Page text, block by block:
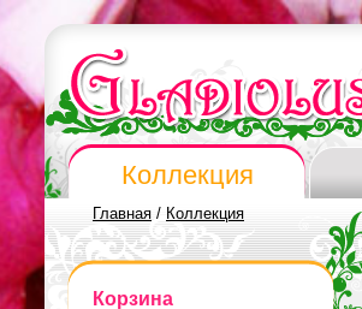
Коллекция
Главная / Коллекция
Корзина